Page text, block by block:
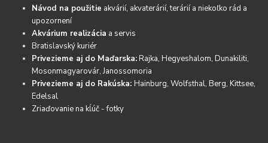
Návod na použitie akvárií, akvaterárií, terárií a niekoľko rád a
upozornení
Akvárium realizácia a servis
Bratislavský kuriér
Privezieme aj do Maďarska:Rajka, Hegyeshalom, Dunakiliti,
Mosonmagyarovár, Janossomoria
Privezieme aj do Rakúska:Hainburg, Wolfsthal, Berg, Kittsee,
Edelsal
Zriaďovanie na kĺúč - fotky